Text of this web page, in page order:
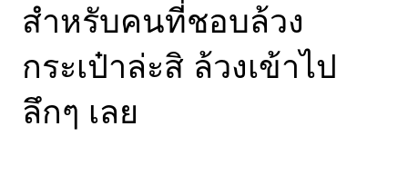
สำหรับคนที่ชอบล้วง
กระเป๋าล่ะสิ ล้วงเข้าไป
ลึกๆ เลย